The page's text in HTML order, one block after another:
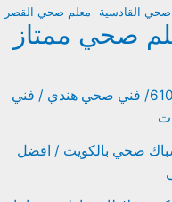
القادسية معلم صحي القصر
صحي ممتاز
رقم فني صحي مبارك الكبير/ 61002329/ فني صحي هندي / فني
الرميثية/ 61002329/ سباك صحي بالكويت / افضل